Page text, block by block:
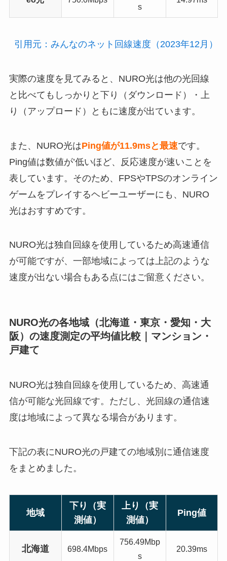
s
引用元：みんなのネット回線速度（2023年12月）
実際の速度を見てみると、NURO光は他の光回線
と比べてもしっかりと下り（ダウンロード）・上
り（アップロード）ともに速度が出ています。
また、NURO光はPing値が11.9msと最速です。
Ping値は数値が’低いほど、反応速度が速いことを
表しています。そのため、FPSやTPSのオンライン
ゲームをプレイするヘビーユーザーにも、NURO
光はおすすめです。
NURO光は独自回線を使用しているため高速通信
が可能ですが、一部地域によっては上記のような
速度が出ない場合もある点にはご留意ください。
NURO光の各地域（北海道・東京・愛知・大
阪）の速度測定の平均値比較｜マンション・
戸建て
NURO光は独自回線を使用しているため、高速通
信が可能な光回線です。ただし、光回線の通信速
度は地域によって異なる場合があります。
下記の表にNURO光の戸建ての地域別に通信速度
をまとめました。
地域
下り（実
測値）
上り（実
測値）
Ping値
北海道 698.4Mbps
756.49Mbp
s
20.39ms